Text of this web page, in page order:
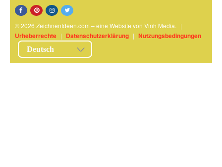
© 2026 ZeichnenIdeen.com – eine Website von Vinh Media. |
Urheberrechte | Datenschutzerklärung | Nutzungsbedingungen
Deutsch